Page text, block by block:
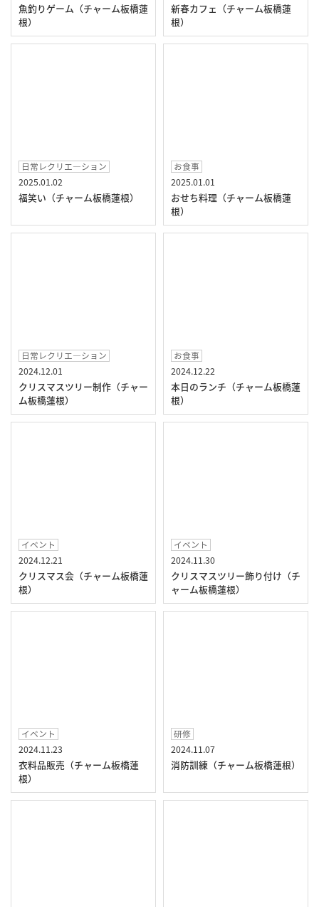
魚釣りゲーム（チャーム板橋蓮
根）
新春カフェ（チャーム板橋蓮
根）
日常レクリエ―ション
2025.01.02
福笑い（チャーム板橋蓮根）
お食事
2025.01.01
おせち料理（チャーム板橋蓮
根）
日常レクリエ―ション
2024.12.01
クリスマスツリー制作（チャー
ム板橋蓮根）
お食事
2024.12.22
本日のランチ（チャーム板橋蓮
根）
イベント
2024.12.21
クリスマス会（チャーム板橋蓮
根）
イベント
2024.11.30
クリスマスツリー飾り付け（チ
ャーム板橋蓮根）
イベント
2024.11.23
衣料品販売（チャーム板橋蓮
根）
研修
2024.11.07
消防訓練（チャーム板橋蓮根）